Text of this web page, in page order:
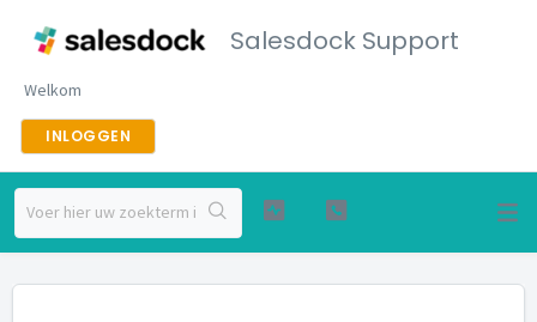
Salesdock Support
Welkom
INLOGGEN